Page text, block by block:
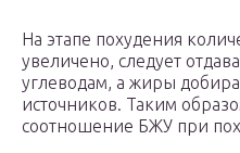
На этапе похудения
увеличено, следует
углеводам, а жиры
источников. Таким
соотношение БЖУ при